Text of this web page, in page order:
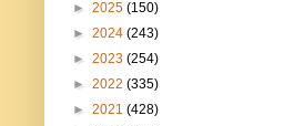
► 2025 (150)
► 2024 (243)
► 2023 (254)
► 2022 (335)
► 2021 (428)